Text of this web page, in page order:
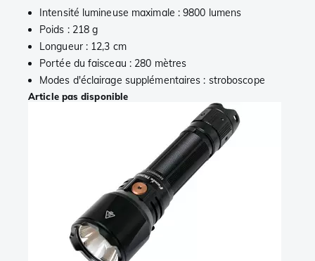
Intensité lumineuse maximale : 9800 lumens
Poids : 218 g
Longueur : 12,3 cm
Portée du faisceau : 280 mètres
Modes d'éclairage supplémentaires : stroboscope
Article pas disponible